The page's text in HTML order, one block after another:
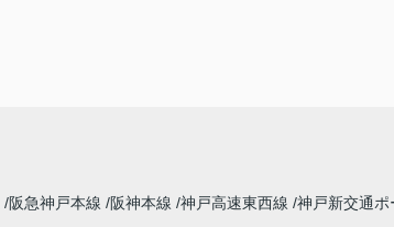
阪急神戸本線 阪神本線 神戸高速東西線 神戸新交通ポ